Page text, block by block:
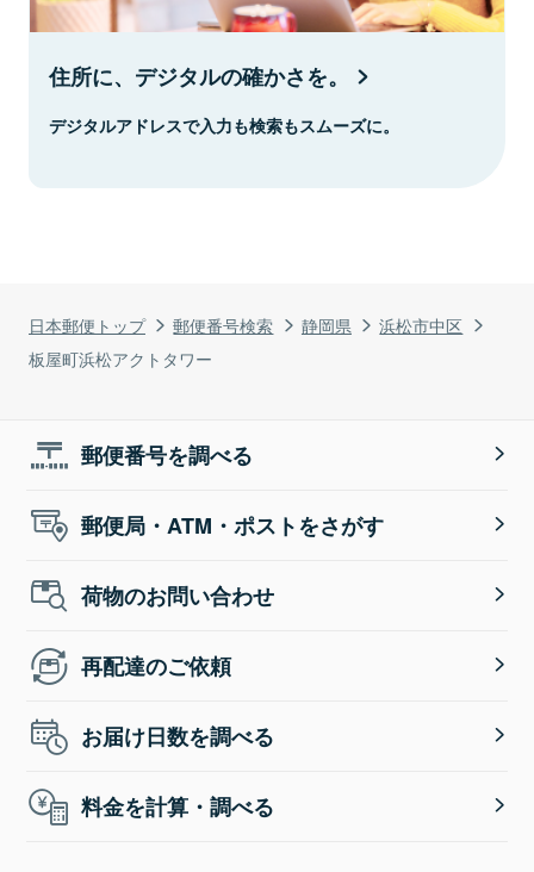
日本郵便トップ 郵便番号検索 静岡県
浜松市中区
板屋町浜松アクトタワー
住所に、デジタルの確かさを。
デジタルアドレスで入力も検索もスムーズに。
郵便番号を調べる
郵便局・ATM・ポストをさがす
荷物のお問い合わせ
再配達のご依頼
お届け日数を調べる
料金を計算・調べる